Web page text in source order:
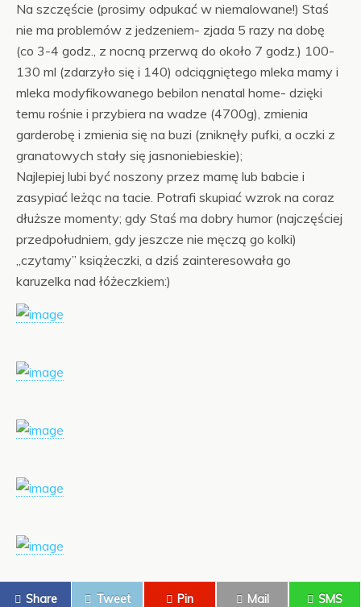
Na szczęście (prosimy odpukać w niemalowane!) Staś
nie ma problemów z jedzeniem- zjada 5 razy na dobę
(co 3-4 godz., z nocną przerwą do około 7 godz.) 100-
130 ml (zdarzyło się i 140) odciągniętego mleka mamy i
mleka modyfikowanego bebilon nenatal home- dzięki
temu rośnie i przybiera na wadze (4700g), zmienia
garderobę i zmienia się na buzi (zniknęły pufki, a oczki z
granatowych stały się jasnoniebieskie);
Najlepiej lubi być noszony przez mamę lub babcie i
zasypiać leżąc na tacie. Potrafi skupiać wzrok na coraz
dłuższe momenty; gdy Staś ma dobry humor (najczęściej
przedpołudniem, gdy jeszcze nie męczą go kolki)
„czytamy” książeczki, a dziś zainteresowała go
karuzelka nad łóżeczkiem:)
Share Tweet Pin Mail SMS